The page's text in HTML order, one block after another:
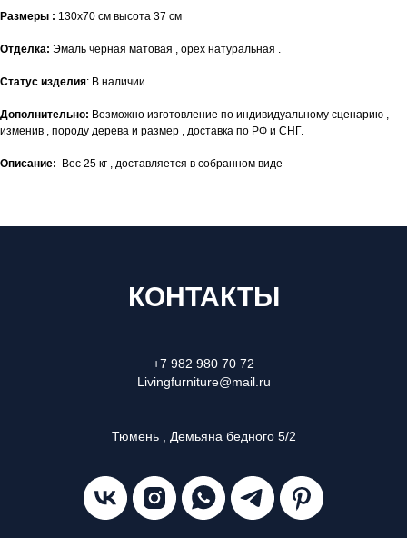
Размеры : 130х70 см высота 37 см
Отделка: Эмаль черная матовая , орех натуральная .
Статус изделия: В наличии
Дополнительно: Возможно изготовление по индивидуальному сценарию ,
изменив , породу дерева и размер , доставка по РФ и СНГ.
Описание: Вес 25 кг , доставляется в собранном виде
КОНТАКТЫ
+7 982 980 70 72
Livingfurniture@mail.ru
Тюмень , Демьяна бедного 5/2